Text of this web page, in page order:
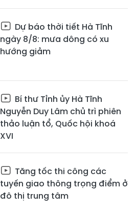
Dự báo thời tiết Hà Tĩnh
ngày 8/8: mưa dông có xu
hướng giảm
Bí thư Tỉnh ủy Hà Tĩnh
Nguyễn Duy Lâm chủ trì phiên
thảo luận tổ, Quốc hội khoá
XVI
Tăng tốc thi công các
tuyến giao thông trọng điểm ở
đô thị trung tâm